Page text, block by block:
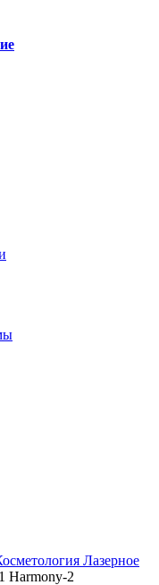
Лазерное
Harmony-2